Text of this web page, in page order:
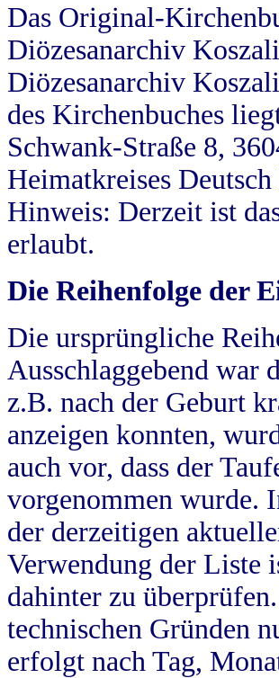
Das Original-
Diözesanarchiv
Diözesanarchiv
des Kirchenbuches
Schwank-Straße 8,
Heimatkreises
Hinweis: Derzeit ist
erlaubt.
Die Reihenfolge der
Die ursprüngliche
Ausschlaggebend war
z.B. nach der Geburt
anzeigen konnten,
auch vor, dass der
vorgenommen wurde.
der derzeitigen
Verwendung der Liste
dahinter zu
technischen Gründen
erfolgt nach Tag,